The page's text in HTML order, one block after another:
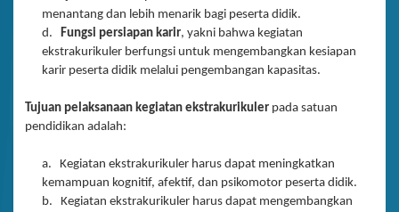
menantang dan lebih menarik bagi peserta didik.
d.
Fungsi persiapan karir, yakni bahwa kegiatan
ekstrakurikuler berfungsi untuk mengembangkan kesiapan
karir peserta didik melalui pengembangan kapasitas.
Tujuan pelaksanaan kegiatan ekstrakurikuler pada satuan
pendidikan adalah:
a. Kegiatan ekstrakurikuler harus dapat meningkatkan
kemampuan kognitif, afektif, dan psikomotor peserta didik.
b. Kegiatan ekstrakurikuler harus dapat mengembangkan